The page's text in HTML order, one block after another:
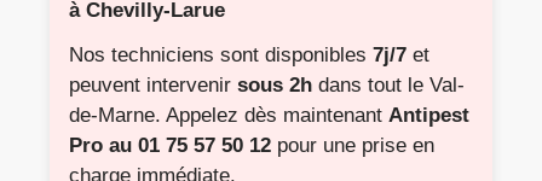
à Chevilly-Larue
Nos techniciens sont disponibles 7j/7 et
peuvent intervenir sous 2h dans tout le Val-
de-Marne. Appelez dès maintenant Antipest
Pro au 01 75 57 50 12 pour une prise en
charge immédiate.